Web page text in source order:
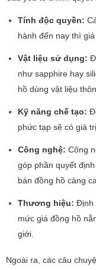
Tính độc quyền:
hành đến nay thì giá
Vật liệu sử dụng:
như sapphire hay
hồ dùng vật liệu
Kỹ năng chế tạo:
phức tạp sẽ có giá
Công nghệ: Công
góp phần quyết
bán đồng hồ càng
Thương hiệu: Định
mức giá đồng hồ
giới.
Ngoài ra, các câu